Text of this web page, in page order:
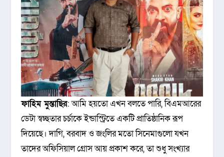
ফাহিম মুন্তাছির: আমি হয়তো এখন বলতে পারি, বিএমআরের
ডেটা স্বচ্ছতার চর্চাকে ইন্ডাস্ট্রিতে একটি প্রাতিষ্ঠানিক রূপ
দিয়েছে। দাগি, বরবাদ ও জংলির মতো সিনেমাগুলো যখন
তাদের অফিসিয়াল গ্রোস আয় প্রকাশ করে, তা শুধু সংখ্যার